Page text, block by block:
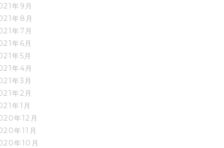
年9月
年8月
年7月
年6月
年5月
年4月
年3月
年2月
年1月
年12月
年11月
年10月